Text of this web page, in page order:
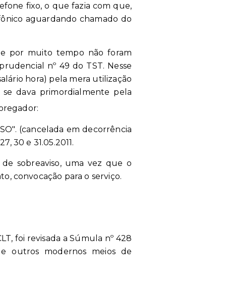
fixo, o que fazia com que,
aguardando chamado do
por muito tempo não foram
nº 49 do TST. Nesse
hora) pela mera utilização
dava primordialmente pela
(cancelada em decorrência
30 e 31.05.2011.
sobreaviso, uma vez que o
convocação para o serviço.
foi revisada a Súmula nº 428
outros modernos meios de